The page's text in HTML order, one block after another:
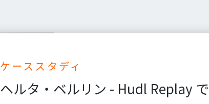
ケーススタディ
ヘルタ・ベルリン - Hudl Replay で